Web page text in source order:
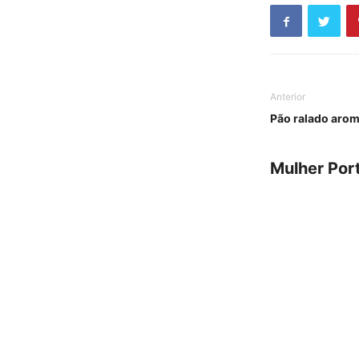
Anterior
Pão ralado
Mulher